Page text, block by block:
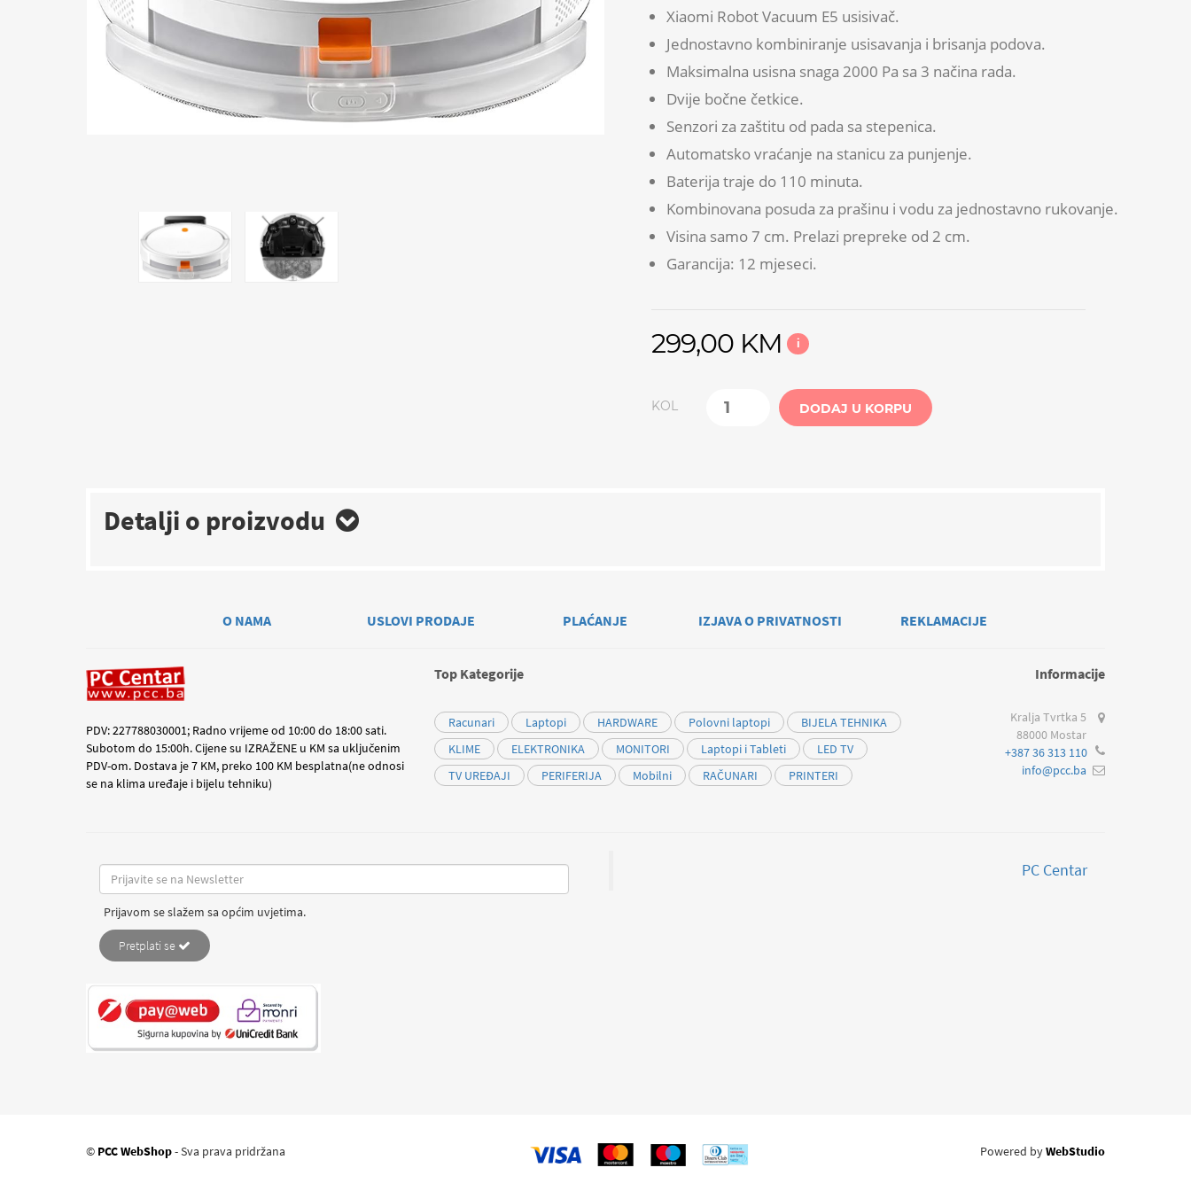
Xiaomi Robot Vacuum E5 usisivač.
Jednostavno kombiniranje usisavanja i brisanja podova.
Maksimalna usisna snaga 2000 Pa sa 3 načina rada.
Dvije bočne četkice.
Senzori za zaštitu od pada sa stepenica.
Automatsko vraćanje na stanicu za punjenje.
Baterija traje do 110 minuta.
Kombinovana posuda za prašinu i vodu za jednostavno rukovanje.
Visina samo 7 cm. Prelazi prepreke od 2 cm.
Garancija: 12 mjeseci.
299,00 KM i
KOL DODAJ U KORPU
Detalji o proizvodu
O NAMA USLOVI PRODAJE PLAĆANJE IZJAVA O PRIVATNOSTI REKLAMACIJE
PDV: 227788030001; Radno vrijeme od 10:00 do 18:00 sati.
Subotom do 15:00h. Cijene su IZRAŽENE u KM sa uključenim
PDV-om. Dostava je 7 KM, preko 100 KM besplatna(ne odnosi
se na klima uređaje i bijelu tehniku)
Top Kategorije
Racunari Laptopi HARDWARE Polovni laptopi
BIJELA TEHNIKA
KLIME
ELEKTRONIKA MONITORI Laptopi i Tableti
LED TV
TV UREĐAJI
PERIFERIJA Mobilni RAČUNARI PRINTERI
Informacije
Kralja Tvrtka 5
88000 Mostar
+387 36 313 110
info@pcc.ba
Prijavom se slažem sa općim uvjetima.
Pretplati se
PC Centar
© PCC WebShop- Sva prava pridržana Powered byWebStudio